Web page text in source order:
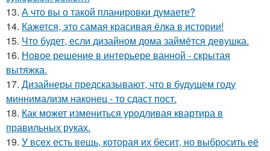
13. А что вы о такой планировки думаете?
14. Кажется, это самая красивая ёлка в истории!
15. Что будет, если дизайном дома займётся девушка.
16. Новое решение в интерьере ванной - скрытая
вытяжка.
17. Дизайнеры предсказывают, что в будущем году
миннимализм наконец - то сдаст пост.
18. Как может измениться уродливая квартира в
правильных руках.
19. У всех есть вещь, которая их бесит, но выбросить её